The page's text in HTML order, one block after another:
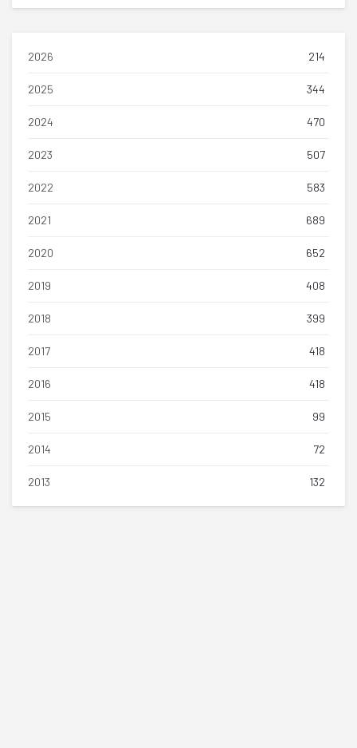
2026 214
2025 344
2024 470
2023 507
2022 583
2021 689
2020 652
2019 408
2018 399
2017 418
2016 418
2015 99
2014 72
2013 132